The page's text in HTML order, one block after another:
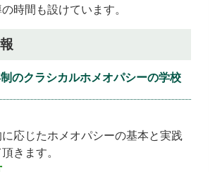
時間も設けています。
のクラシカルホメオパシーの学校
応じたホメオパシーの基本と実践
きます。